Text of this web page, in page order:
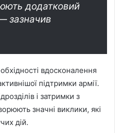
додатковий
зазначив
вдосконалення
підтримки армії.
і затримки з
значні виклики, які
дій.